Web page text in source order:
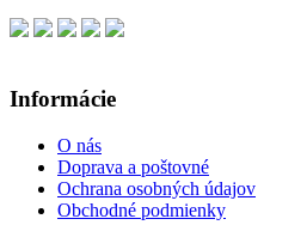
Informácie
O nás
Doprava a poštovné
Ochrana osobných údajov
Obchodné podmienky